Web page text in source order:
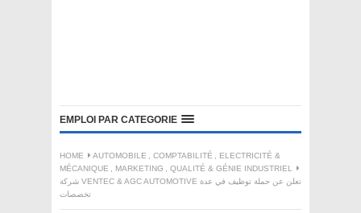
EMPLOI PAR CATEGORIE
HOME AUTOMOBILE , COMPTABILITÉ , ELECTRICITÉ &
MÉCANIQUE , MARKETING , QUALITÉ & GÉNIE INDUSTRIEL
شركة VENTEC & AGC AUTOMOTIVE تعلن عن حملة توظيف في عدة
تخصصات